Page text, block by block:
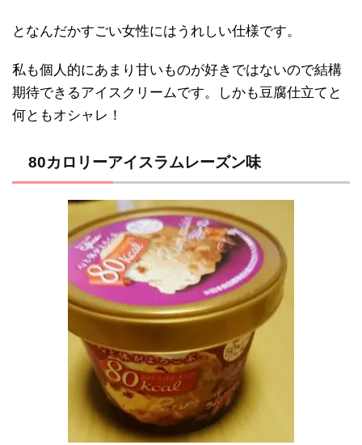
となんだかすごい女性にはうれしい仕様です。
私も個人的にあまり甘いものが好きではないので結構
期待できるアイスクリームです。しかも豆腐仕立てと
何ともオシャレ！
80カロリーアイスラムレーズン味